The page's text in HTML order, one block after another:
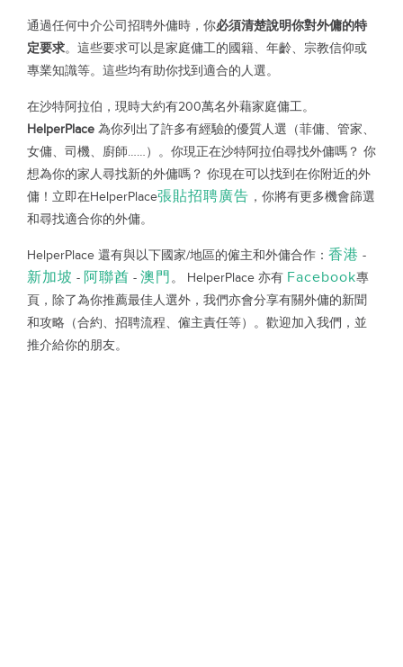
通過任何中介公司招聘外傭時，你必須清楚說明你對外傭的特
定要求。這些要求可以是家庭傭工的國籍、年齡、宗教信仰或
專業知識等。這些均有助你找到適合的人選。
在沙特阿拉伯，現時大約有200萬名外藉家庭傭工。
HelperPlace 為你列出了許多有經驗的優質人選（菲傭、管家、
女傭、司機、廚師……）。你現正在沙特阿拉伯尋找外傭嗎？ 你
想為你的家人尋找新的外傭嗎？ 你現在可以找到在你附近的外
傭！立即在HelperPlace張貼招聘廣告 ，你將有更多機會篩選
和尋找適合你的外傭。
HelperPlace 還有與以下國家/地區的僱主和外傭合作： 香港 -
新加坡 - 阿聯酋 - 澳門 。 HelperPlace 亦有 Facebook專
頁，除了為你推薦最佳人選外，我們亦會分享有關外傭的新聞
和攻略（合約、招聘流程、僱主責任等）。歡迎加入我們，並
推介給你的朋友。